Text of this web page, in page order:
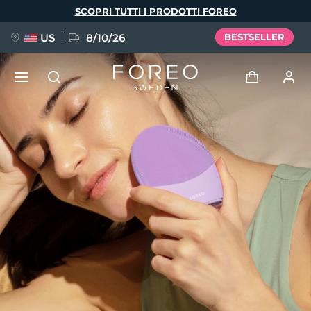
SCOPRI TUTTI I PRODOTTI FOREO
US 8/10/26 BESTSELLER
Profilo utente
I miei dispositivi
I miei ordini
I miei indirizzi
I miei abbonamenti
NUOVO
FAQ™ Pure Beauty-Tech Elixir
BREAKING NEWS
issa™ Teeth Whitening Set
Lingua
English Deutsch
Español
Français
Italiano
Português
Svenska
Русский
Türkçe
简体中文 繁體中文